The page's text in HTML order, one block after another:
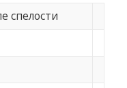
спелости